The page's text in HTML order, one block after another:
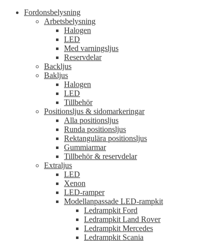
Fordonsbelysning
Arbetsbelysning
Halogen
LED
Med varningsljus
Reservdelar
Backljus
Bakljus
Halogen
LED
Tillbehör
Positionsljus & sidomarkeringar
Alla positionsljus
Runda positionsljus
Rektangulära positionsljus
Gummiarmar
Tillbehör & reservdelar
Extraljus
LED
Xenon
LED-ramper
Modellanpassade LED-rampkit
Ledrampkit Ford
Ledrampkit Land Rover
Ledrampkit Mercedes
Ledrampkit Scania